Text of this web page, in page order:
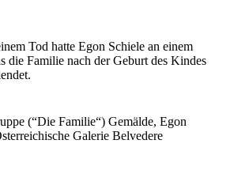
Tod hatte Egon Schiele an einem
die Familie nach der Geburt des Kindes
(“Die Familie“) Gemälde, Egon
Galerie Belvedere